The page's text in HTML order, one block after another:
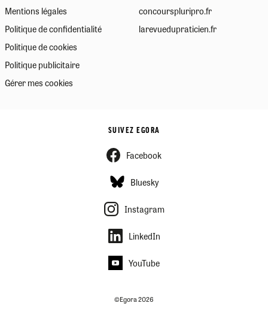
Mentions légales
Politique de confidentialité
Politique de cookies
Politique publicitaire
Gérer mes cookies
concourspluripro.fr
larevuedupraticien.fr
SUIVEZ EGORA
Facebook
Bluesky
Instagram
LinkedIn
YouTube
©Egora 2026